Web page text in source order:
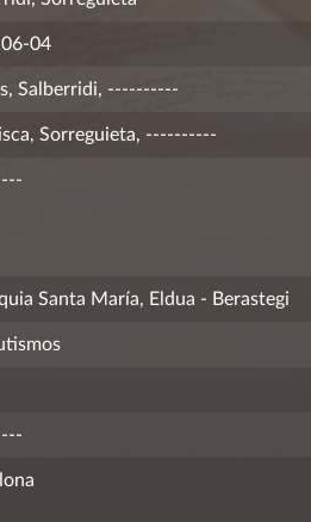
04
Salberridi, ----------
Sorreguieta, ----------
Santa María, Eldua - Berastegi